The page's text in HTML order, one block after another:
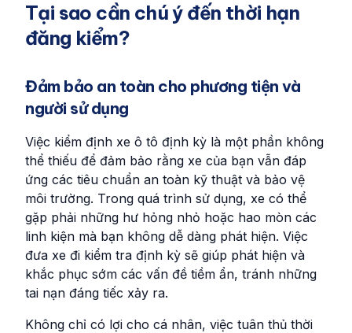
Tại sao cần chú ý đến thời hạn
đăng kiểm?
Đảm bảo an toàn cho phương tiện và
người sử dụng
Việc kiểm định xe ô tô định kỳ là một phần không
thể thiếu để đảm bảo rằng xe của bạn vẫn đáp
ứng các tiêu chuẩn an toàn kỹ thuật và bảo vệ
môi trường. Trong quá trình sử dụng, xe có thể
gặp phải những hư hỏng nhỏ hoặc hao mòn các
linh kiện mà bạn không dễ dàng phát hiện. Việc
đưa xe đi kiểm tra định kỳ sẽ giúp phát hiện và
khắc phục sớm các vấn đề tiềm ẩn, tránh những
tai nạn đáng tiếc xảy ra.
Không chỉ có lợi cho cá nhân, việc tuân thủ thời